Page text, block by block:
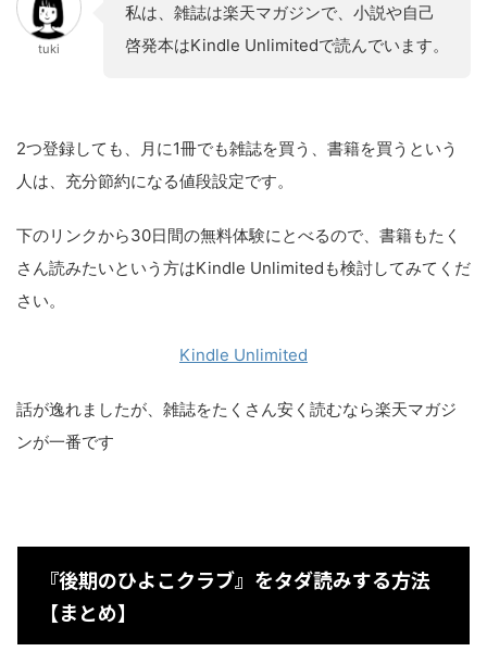
tuki
私は、雑誌は楽天マガジンで、小説や自己
啓発本はKindle Unlimitedで読んでいます。
2つ登録しても、月に1冊でも雑誌を買う、書籍を買うという
人は、充分節約になる値段設定です。
下のリンクから30日間の無料体験にとべるので、書籍もたく
さん読みたいという方はKindle Unlimitedも検討してみてくだ
さい。
Kindle Unlimited
話が逸れましたが、雑誌をたくさん安く読むなら楽天マガジ
ンが一番です
『後期のひよこクラブ』をタダ読みする方法
【まとめ】